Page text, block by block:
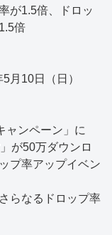
が1.5倍、ドロッ
倍
月10日（日）
ャンペーン」に
が50万ダウンロ
プ率アップイベン
らなるドロップ率